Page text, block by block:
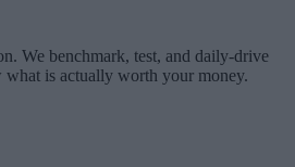
We benchmark, test, and daily-drive
what is actually worth your money.